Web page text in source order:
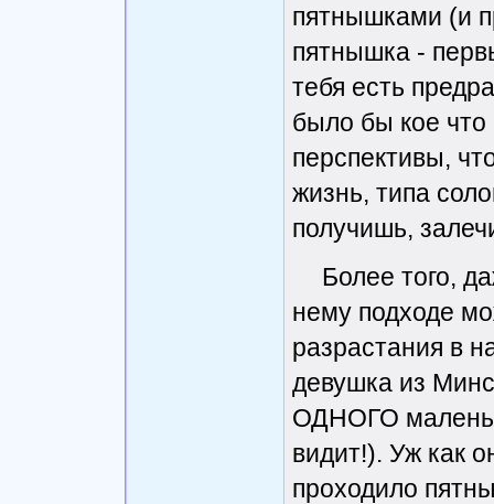
пятнышками (и
пятнышка -
тебя есть
было бы кое что
перспективы,
жизнь, типа
получишь,
Более того,
нему подходе
разрастания в
девушка из
ОДНОГО
видит!). Уж как
проходило